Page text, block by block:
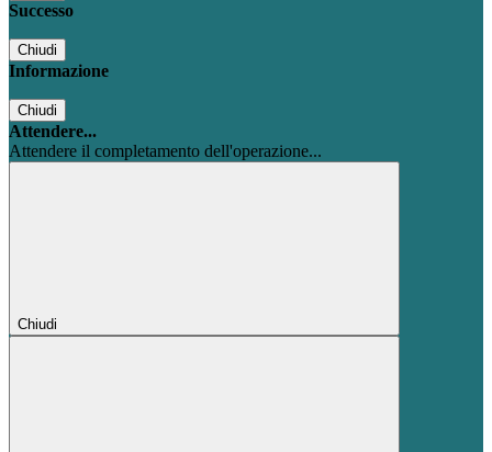
Successo
Chiudi
Informazione
Chiudi
Attendere...
Attendere il completamento dell'operazione...
Chiudi